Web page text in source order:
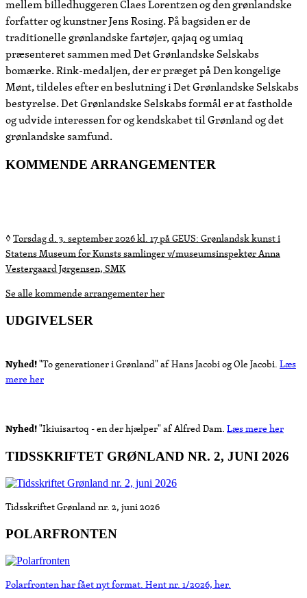
mellem billedhuggeren Claes Lorentzen og den grønlandske
forfatter og kunstner Jens Rosing. På bagsiden er de
traditionelle grønlandske fartøjer, qajaq og umiaq
præsenteret sammen med Det Grønlandske Selskabs
bomærke. Rink-medaljen, der er præget på Den kongelige
Mønt, tildeles efter en beslutning i Det Grønlandske Selskabs
bestyrelse. Det Grønlandske Selskabs formål er at fastholde
og udvide interessen for og kendskabet til Grønland og det
grønlandske samfund.
KOMMENDE ARRANGEMENTER
◊Torsdag d. 3. september 2026 kl. 17 på GEUS:Grønlandsk kunst i
Statens Museum for Kunsts samlinger v/museumsinspektør Anna
Vestergaard Jørgensen, SMK
Se alle kommende arrangementer her
UDGIVELSER
Nyhed!"To generationer i Grønland" af Hans Jacobi og Ole Jacobi.Læs
mere her
Nyhed!"Ikiuisartoq - en der hjælper" af Alfred Dam.Læs mere her
TIDSSKRIFTET GRØNLAND NR. 2, JUNI 2026
Tidsskriftet Grønland nr. 2, juni 2026
POLARFRONTEN
Polarfronten har fået nyt format. Hent nr. 1/2026, her.